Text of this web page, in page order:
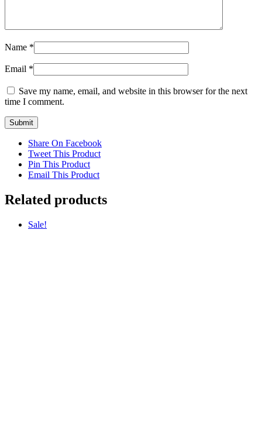
Name *
Email *
Save my name, email, and website in this browser for the next
time I comment.
Share On Facebook
Tweet This Product
Pin This Product
Email This Product
Related products
Sale!